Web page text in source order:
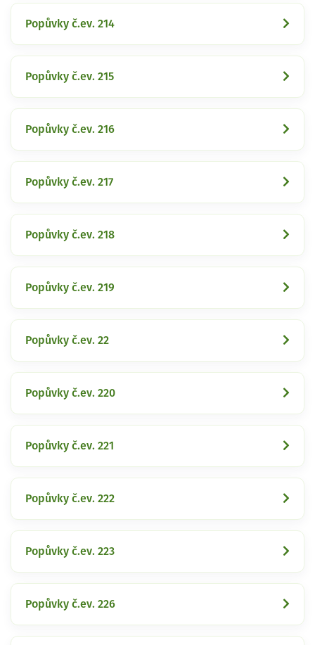
Popůvky č.ev. 214
Popůvky č.ev. 215
Popůvky č.ev. 216
Popůvky č.ev. 217
Popůvky č.ev. 218
Popůvky č.ev. 219
Popůvky č.ev. 22
Popůvky č.ev. 220
Popůvky č.ev. 221
Popůvky č.ev. 222
Popůvky č.ev. 223
Popůvky č.ev. 226